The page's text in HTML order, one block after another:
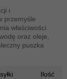
i
przemyśle
właściwości
oraz oleje,
puszka
Ilość